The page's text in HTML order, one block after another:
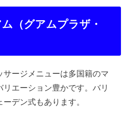
（グアムプラザ・
サージメニューは多国籍のマ
エーション豊かです。バリ
デン式もあります。